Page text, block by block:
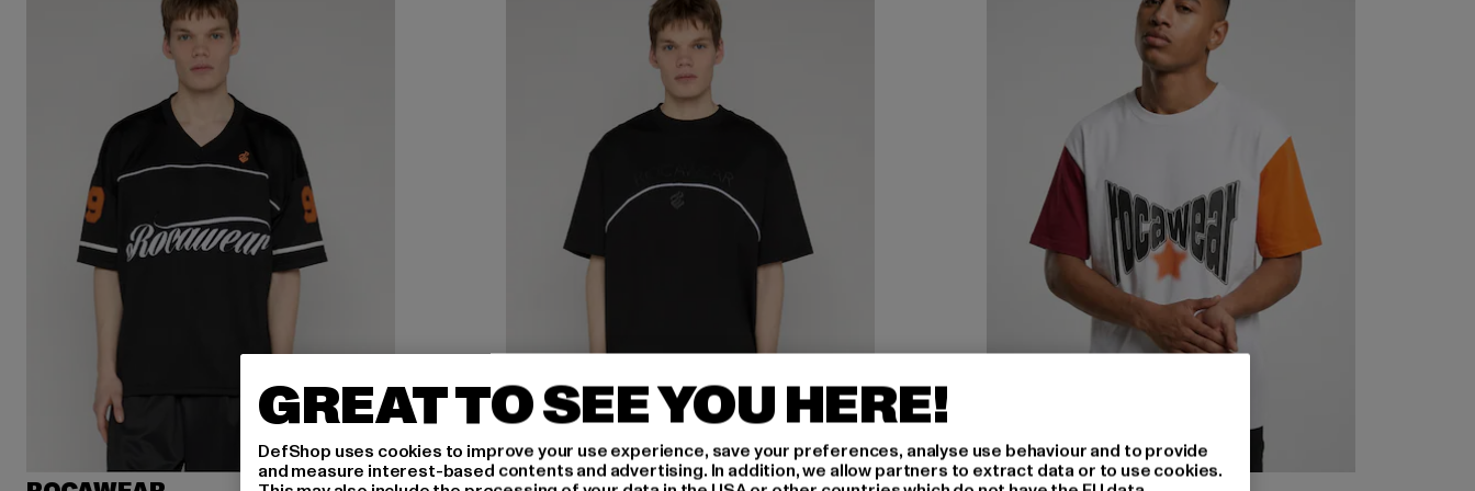
GREAT TO SEE YOU HERE!
DefShop uses cookies to improve your use experience, save your preferences, analyse use behaviour and to provide
and measure interest-based contents and advertising. In addition, we allow partners to extract data or to use cookies.